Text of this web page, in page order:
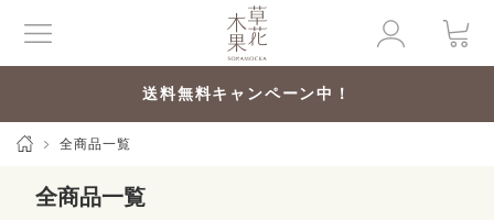
送料無料キャンペーン中！
全商品一覧
全商品一覧